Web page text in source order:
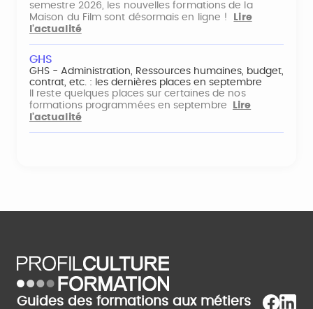
semestre 2026, les nouvelles formations de la
Maison du Film sont désormais en ligne !
Lire
l'actualité
GHS
GHS - Administration, Ressources humaines, budget,
contrat, etc. : les dernières places en septembre
Il reste quelques places sur certaines de nos
formations programmées en septembre
Lire
l'actualité
Guides des formations aux métiers